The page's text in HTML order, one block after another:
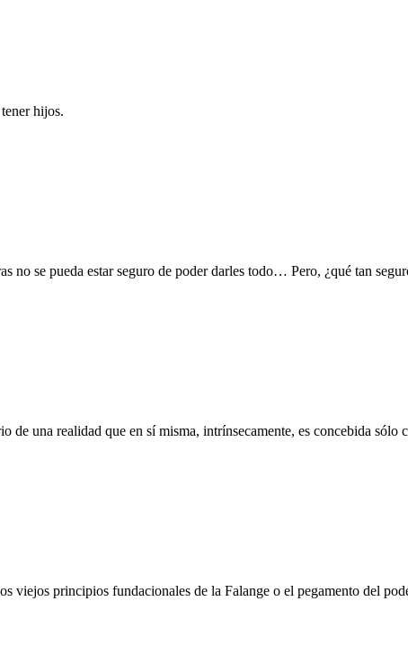
hijos.
no se pueda estar seguro de poder darles todo… Pero, ¿qué tan
una realidad que en sí misma, intrínsecamente, es concebida sólo
viejos principios fundacionales de la Falange o el pegamento del